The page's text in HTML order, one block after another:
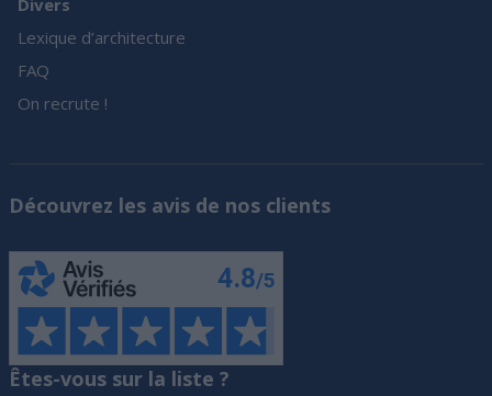
Divers
Lexique d’architecture
FAQ
On recrute !
Découvrez les avis de nos clients
Êtes-vous sur la liste ?